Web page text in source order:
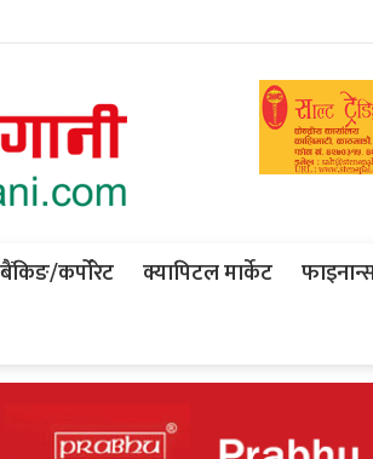
बैंकिङ/कर्पोरेट क्यापिटल मार्केट